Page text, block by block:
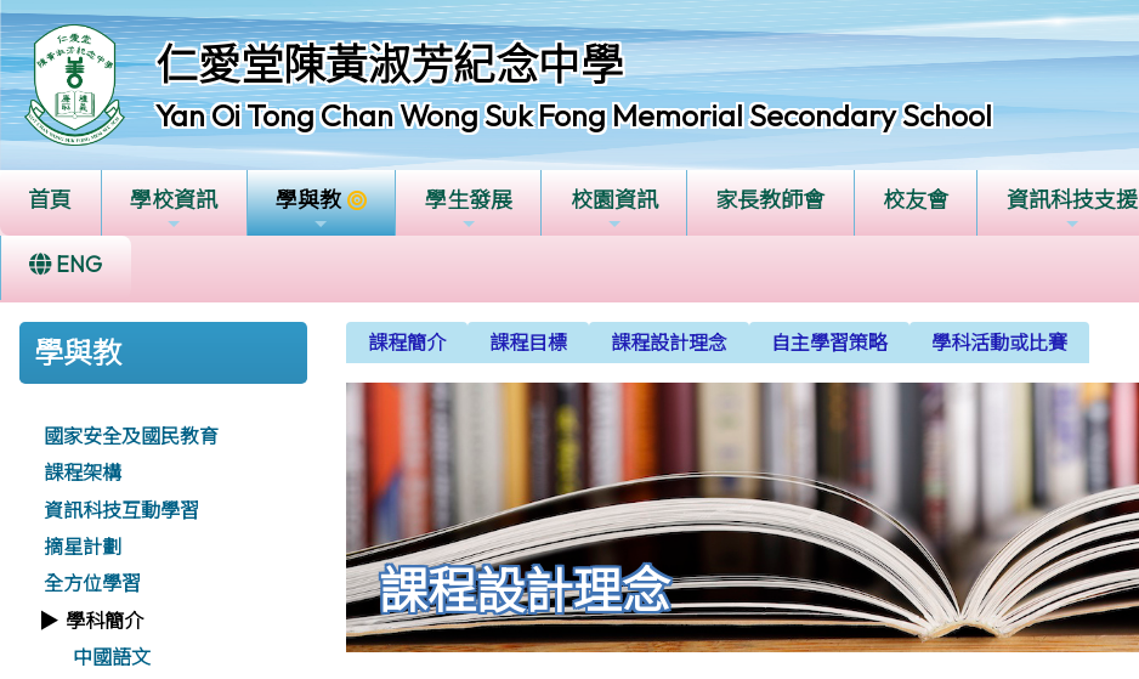
仁愛堂陳黃淑芳紀念中學
Yan Oi Tong Chan Wong Suk Fong Memorial Secondary School
首頁 學校資訊 學與教 學生發展 校園資訊 家長教師會 校友會 資訊科技支援
ENG
學與教
國家安全及國民教育
課程架構
資訊科技互動學習
摘星計劃
全方位學習
學科簡介
中國語文
課程簡介 課程目標 課程設計理念 自主學習策略 學科活動或比賽
課程設計理念